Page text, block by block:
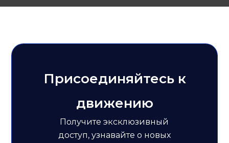
Присоединяйтесь к
движению
Получите эксклюзивный
доступ, узнавайте о новых